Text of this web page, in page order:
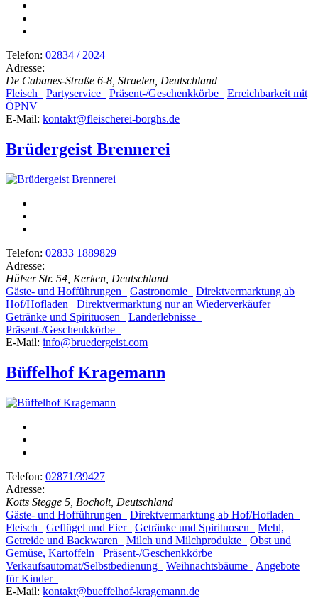
Telefon: 02834 / 2024
Adresse:
De Cabanes-Straße 6-8, Straelen, Deutschland
Fleisch
Partyservice Präsent-/Geschenkkörbe
Erreichbarkeit mit
ÖPNV
E-Mail: kontakt@fleischerei-borghs.de
Brüdergeist Brennerei
Telefon: 02833 1889829
Adresse:
Hülser Str. 54, Kerken, Deutschland
Gäste- und Hofführungen
Gastronomie
Direktvermarktung ab
Hof/Hofladen
Direktvermarktung nur an Wiederverkäufer
Getränke und Spirituosen
Landerlebnisse
Präsent-/Geschenkkörbe
E-Mail: info@bruedergeist.com
Büffelhof Kragemann
Telefon: 02871/39427
Adresse:
Kotts Stegge 5, Bocholt, Deutschland
Gäste- und Hofführungen
Direktvermarktung ab Hof/Hofladen
Fleisch
Geflügel und Eier Getränke und Spirituosen
Mehl,
Getreide und Backwaren
Milch und Milchprodukte
Obst und
Gemüse, Kartoffeln
Präsent-/Geschenkkörbe
Verkaufsautomat/Selbstbedienung
Weihnachtsbäume
Angebote
für Kinder
E-Mail: kontakt@bueffelhof-kragemann.de